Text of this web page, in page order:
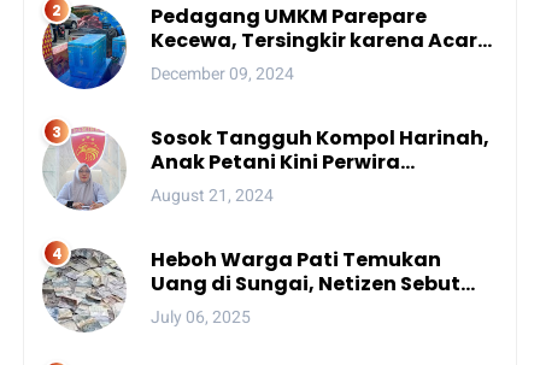
Pedagang UMKM Parepare
Kecewa, Tersingkir karena Acara
Besar
December 09, 2024
Sosok Tangguh Kompol Harinah,
Anak Petani Kini Perwira
Menengah Polda Sulsel
August 21, 2024
Heboh Warga Pati Temukan
Uang di Sungai, Netizen Sebut
Fenomena Aneh
July 06, 2025